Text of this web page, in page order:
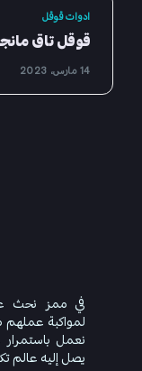
ادوات قوقل
قوقل تاق
14 مارس، 2023
في ممز نحث
لمواكبة عملهم
نعمل باستمرار
يصل إليه عالم